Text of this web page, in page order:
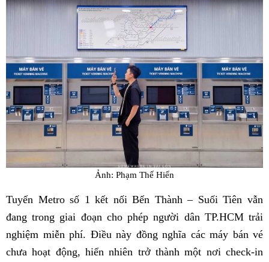
Ảnh: Phạm Thế Hiển
Tuyến Metro số 1 kết nối Bến Thành – Suối Tiên vẫn
đang trong giai đoạn cho phép người dân TP.HCM trải
nghiệm miễn phí. Điều này đồng nghĩa các máy bán vé
chưa hoạt động, hiển nhiên trở thành một nơi check-in